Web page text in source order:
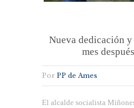
Nueva dedicación
mes
Por PP de Ames
El alcalde socialista